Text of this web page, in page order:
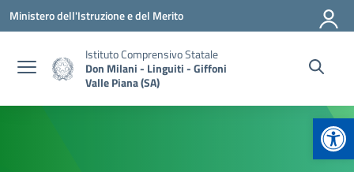
Vai ai contenuti
Vai al menu di navigazione
Vai al footer
Ministero dell'Istruzione e del Merito
Istituto Comprensivo Statale
Don Milani - Linguiti - Giffoni
Valle Piana (SA)